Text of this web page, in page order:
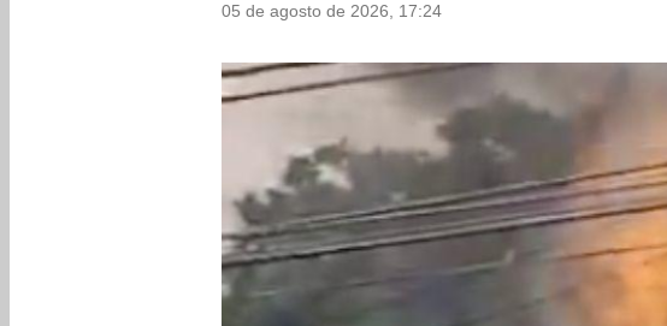
05 de agosto de 2026, 17:24